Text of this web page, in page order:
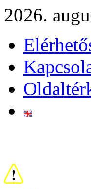
2026.